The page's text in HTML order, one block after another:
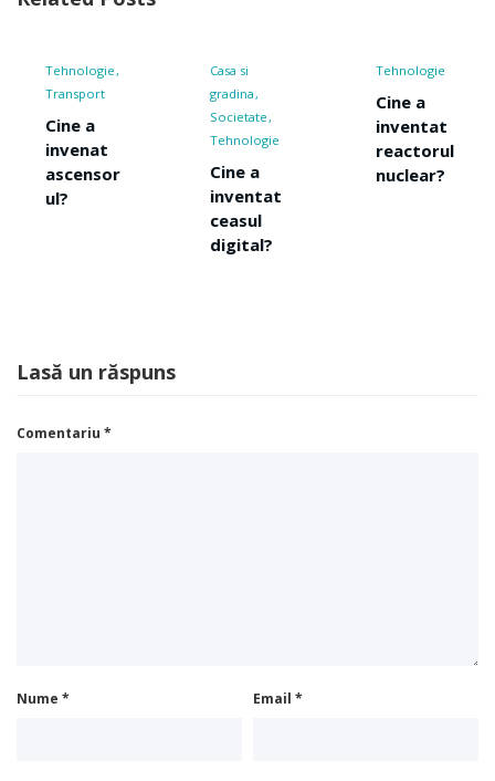
Tehnologie
Transport
Cine a
invenat
ascensor
ul?
Casa si
gradina
Societate
Tehnologie
Cine a
inventat
ceasul
digital?
Tehnologie
Cine a
inventat
reactorul
nuclear?
Lasă un răspuns
Comentariu *
Nume * Email *